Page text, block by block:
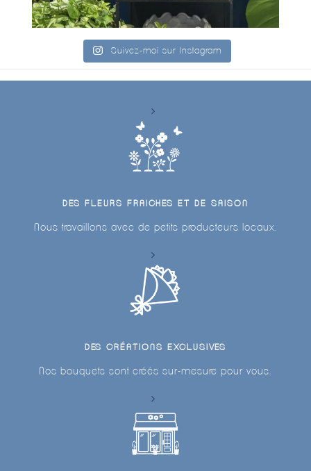
Suivez-moi sur Instagram
DES FLEURS FRAICHES ET DE SAISON
Nous travaillons avec de petits producteurs locaux.
DES CRÉATIONS EXCLUSIVES
Nos bouquets sont créés sur-mesure pour vous.